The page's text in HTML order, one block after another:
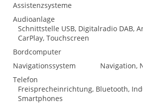
Assistenzsysteme
Audioanlage
Schnittstelle USB, Digitalradio DAB,
CarPlay, Touchscreen
Bordcomputer
Navigationssystem
Navigation,
Telefon
Freisprecheinrichtung, Bluetooth,
Smartphones